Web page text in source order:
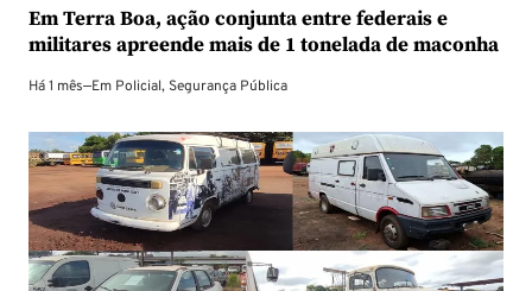
Em Terra Boa, ação conjunta entre federais e
militares apreende mais de 1 tonelada de maconha
Há 1 mês—Em Policial, Segurança Pública